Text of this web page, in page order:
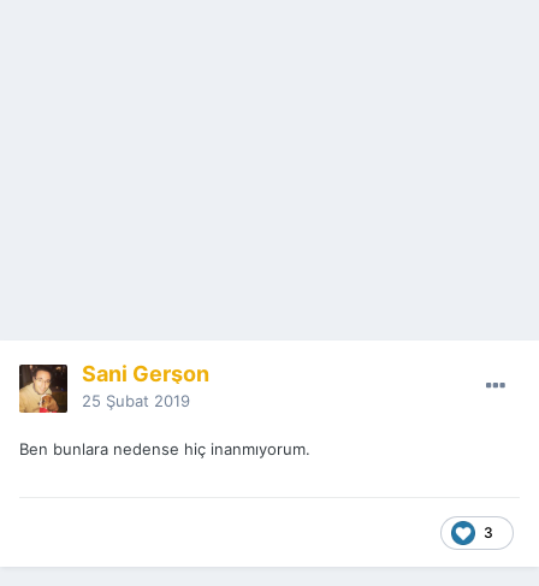
Sani Gerşon
25 Şubat 2019
Ben bunlara nedense hiç inanmıyorum.
3